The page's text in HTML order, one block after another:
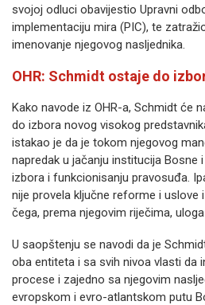
svojoj odluci obavijestio Upravni
implementaciju mira (PIC), te
imenovanje njegovog nasljednika.
OHR: Schmidt ostaje do
Kako navode iz OHR-a, Schmidt će
do izbora novog visokog
istakao je da je tokom njegovog
napredak u jačanju institucija Bosne
izbora i funkcionisanju pravosuđa.
nije provela ključne reforme i uslove
čega, prema njegovim riječima,
U saopštenju se navodi da je
oba entiteta i sa svih nivoa vlasti da
procese i zajedno sa njegovim
evropskom i evro-atlantskom putu